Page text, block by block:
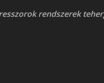
rendszerek